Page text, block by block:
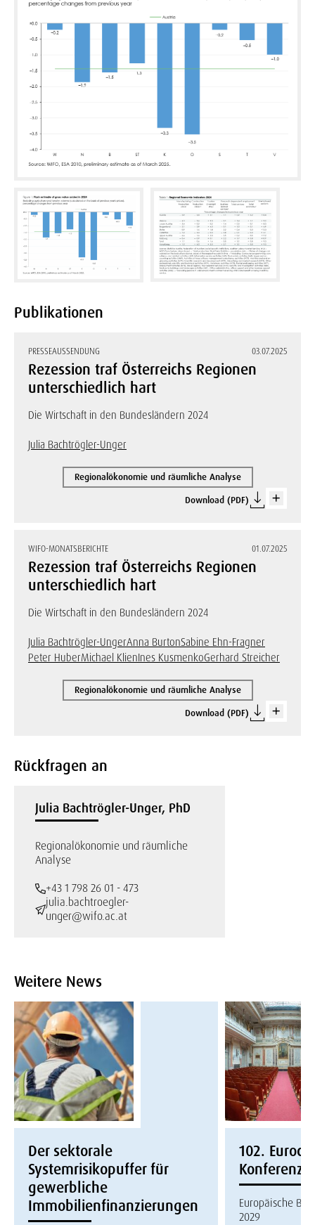
Publikationen
PRESSEAUSSENDUNG 03.07.2025
Rezession traf Österreichs Regionen
unterschiedlich hart
Die Wirtschaft in den Bundesländern 2024
Julia Bachtrögler-Unger
Regionalökonomie und räumliche Analyse
Download (PDF)
WIFO-MONATSBERICHTE 01.07.2025
Rezession traf Österreichs Regionen
unterschiedlich hart
Die Wirtschaft in den Bundesländern 2024
Julia Bachtrögler-UngerAnna BurtonSabine Ehn-Fragner
Peter HuberMichael KlienInes KusmenkoGerhard Streicher
Regionalökonomie und räumliche Analyse
Download (PDF)
Rückfragen an
Julia Bachtrögler-Unger, PhD
Regionalökonomie und räumliche
Analyse
+43 1 798 26 01 - 473
julia.bachtroegler-
unger@wifo.ac.at
Weitere News
Der sektorale
Systemrisikopuffer für
gewerbliche
Immobilienfinanzierungen
102.
Konferenz
Europäische
2029